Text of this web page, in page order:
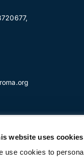
website uses cookies
use cookies to
la tua esperienza di
,